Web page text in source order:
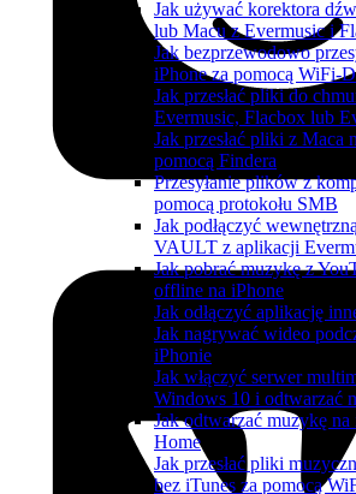
Jak używać korektora
lub Macu z Evermusic i
Jak bezprzewodowo
iPhone za pomocą WiFi-
Jak przesłać pliki do
Evermusic, Flacbox lub
Jak przesłać pliki z Maca
pomocą Findera
Przesyłanie plików z
pomocą protokołu SMB
Jak podłączyć
VAULT z aplikacji
Jak pobrać muzykę z
offline na iPhone
Jak odłączyć aplikację
Jak nagrywać wideo
iPhonie
Jak włączyć serwer
Windows 10 i odtwarzać
Jak odtwarzać muzykę
Home
Jak przesłać pliki
bez iTunes za pomocą